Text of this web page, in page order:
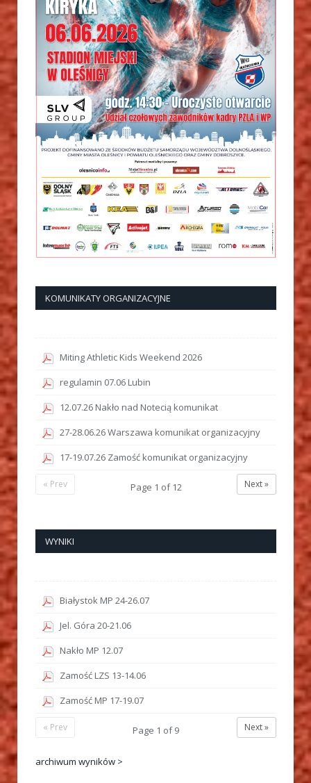
KOMUNIKATY ORGANIZACYJNE
Miting Athletic Kids Weekend 2026
regulamin 07.06 Lubin
12.07.26 Nakło nad Notecią komunikat
27-28.06.26 Warszawa komunikat organizacyjny
17-19.07.26 Zamość komunikat organizacyjny
Next »
Page 1 of12
« Prev
WYNIKI
Białystok MP 24-26.07
Jel. Góra 20-21.06
Nakło MP 12.07
Zamość LZS 13-14.06
Zamość MP 17-19.07
Next »
Page 1 of9
« Prev
archiwum wyników >